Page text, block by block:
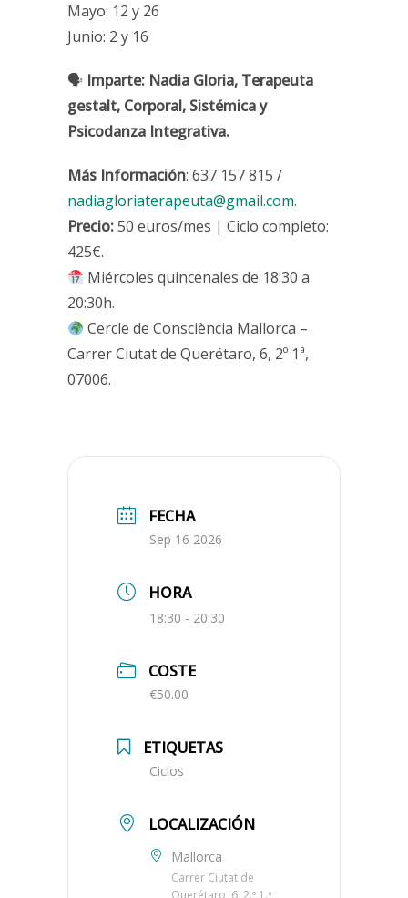
Mayo: 12 y 26
Junio: 2 y 16
🗣 Imparte: Nadia Gloria, Terapeuta
gestalt, Corporal, Sistémica y
Psicodanza Integrativa.
Más Información: 637 157 815 /
nadiagloriaterapeuta@gmail.com.
Precio:50 euros/mes | Ciclo completo:
425€.
Miércoles quincenales de 18:30 a
20:30h.
Cercle de Consciència Mallorca –
Carrer Ciutat de Querétaro, 6, 2º 1ª,
07006.
FECHA
Sep 16 2026
HORA
18:30 - 20:30
COSTE
€50.00
ETIQUETAS
Ciclos
LOCALIZACIÓN
Mallorca
Carrer Ciutat de
Querétaro, 6, 2.º 1.ª